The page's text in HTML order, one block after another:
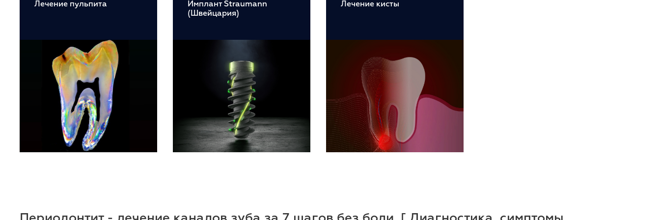
Лечение пульпита
Имплант Straumann
(Швейцария)
Лечение кисты